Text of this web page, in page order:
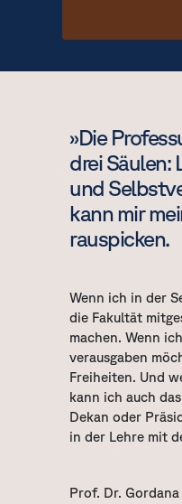
»Die
drei Säulen:
und
kann mir
rauspicken.
Wenn ich in der
die Fakultät
machen. Wenn
verausgaben
Freiheiten. Und
kann ich auch
Dekan oder
in der Lehre mit
Prof. Dr.